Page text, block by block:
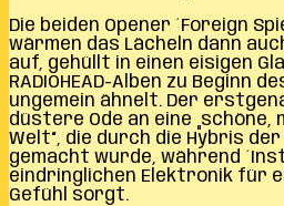
Die beiden Opener ´Foreign
wärmen das Lächeln dann
auf, gehüllt in einen eisigen
RADIOHEAD-Alben zu Beginn
ungemein ähnelt. Der
düstere Ode an eine
Welt“, die durch die Hybris
gemacht wurde, während
eindringlichen Elektronik für
Gefühl sorgt.